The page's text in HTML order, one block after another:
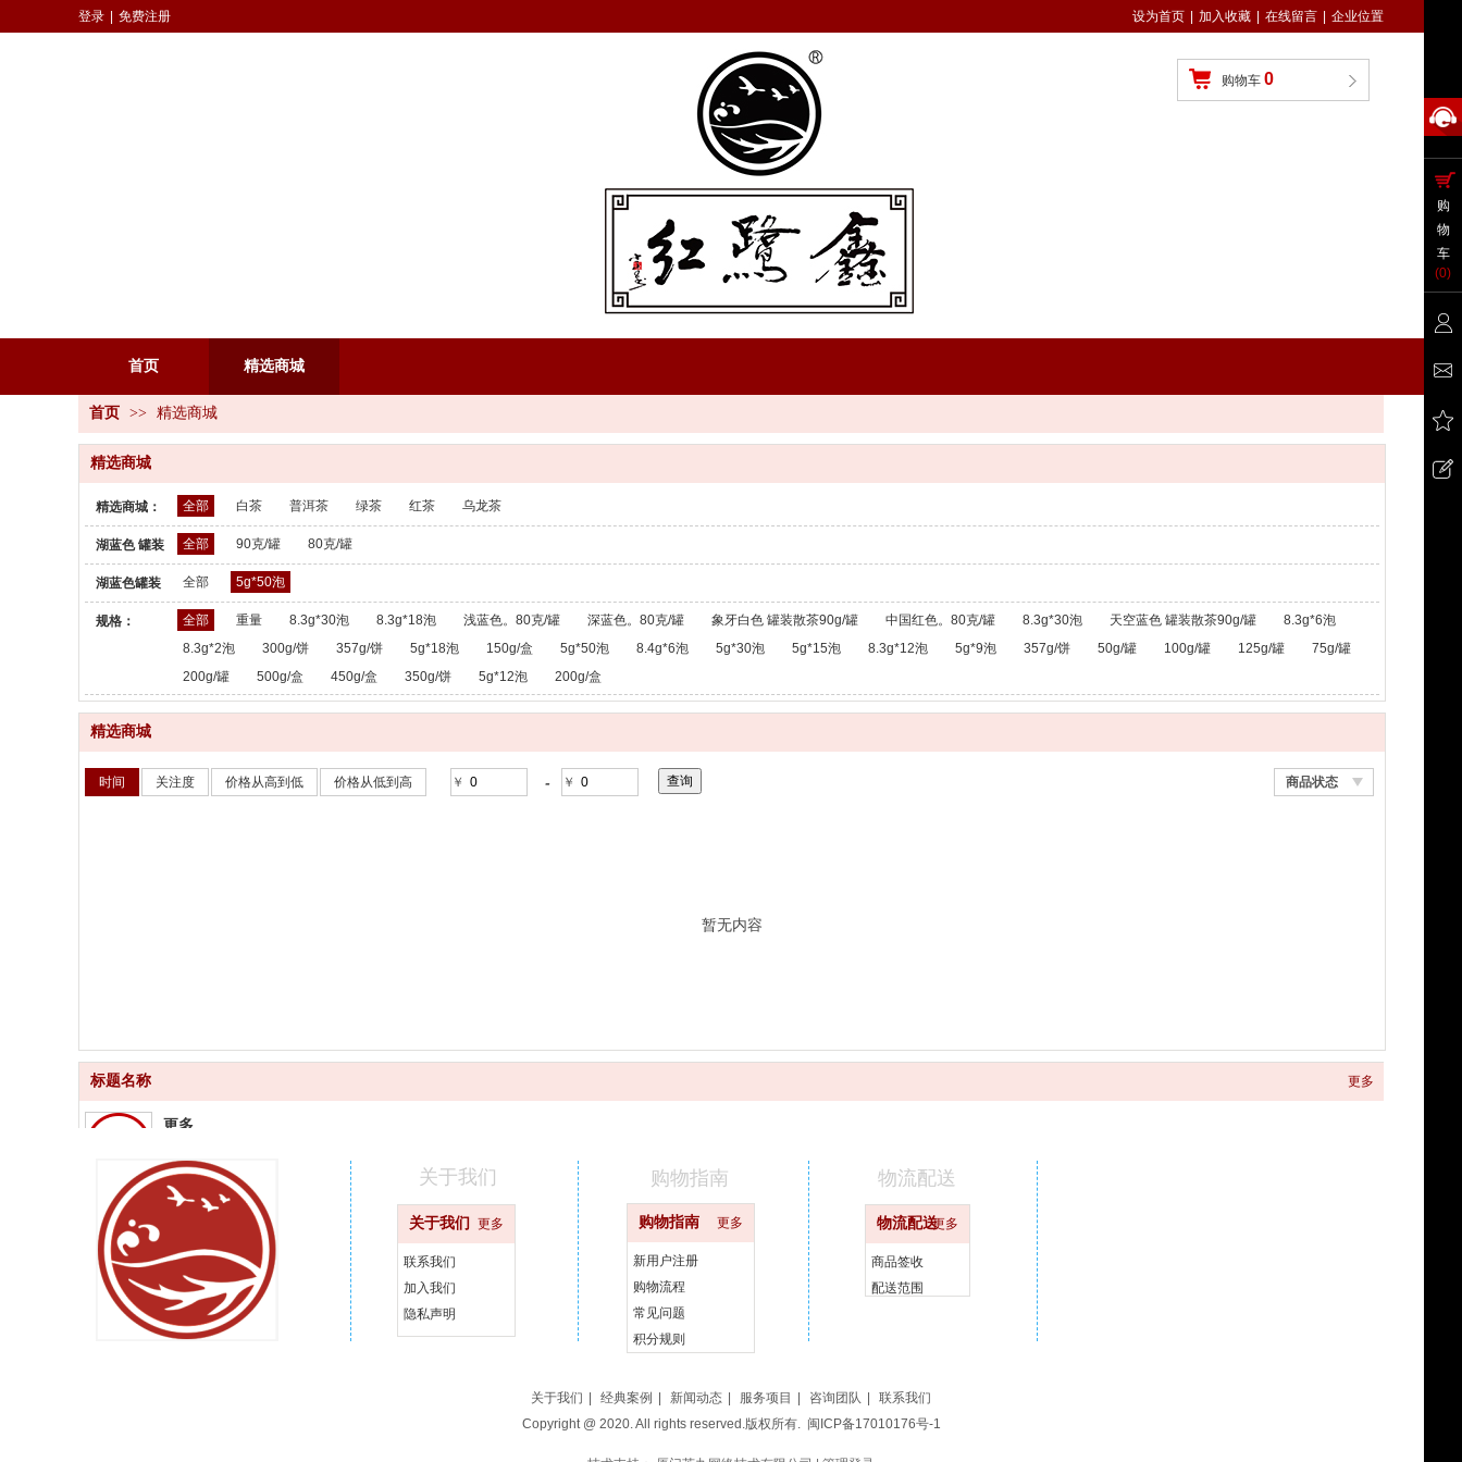
购物车 0
登录 免费注册 设为首页 加入收藏 在线留言 企业位置
首页 精选商城
首页 >> 精选商城
精选商城
精选商城： 全部 白茶 普洱茶 绿茶 红茶 乌龙茶
湖蓝色 罐装
散茶：
全部 90克/罐 80克/罐
湖蓝色罐装
散茶：
全部 5g*50泡
规格： 全部 重量 8.3g*30泡 8.3g*18泡 浅蓝色。80克/罐 深蓝色。80克/罐 象牙白色 罐装散茶90g/罐 中国红色。80克/罐 8.3g*30泡 天空蓝色 罐装散茶90g/罐
8.3g*6泡
8.3g*2泡
300g/饼 357g/饼 5g*18泡 150g/盒 5g*50泡 8.4g*6泡 5g*30泡 5g*15泡 8.3g*12泡 5g*9泡 357g/饼 50g/罐 100g/罐 125g/罐
75g/罐
200g/罐
500g/盒 450g/盒 350g/饼 5g*12泡 200g/盒
精选商城
商品状态
时间 关注度 价格从高到低 价格从低到高 ￥ - ￥
暂无内容
标题名称 更多
更多
更快
更好
汇聚品牌
关于我们 更多
联系我们
加入我们
隐私声明
购物指南 更多
新用户注册
购物流程
常见问题
积分规则
物流配送更多
商品签收
配送范围
关于我们 购物指南 物流配送
关于我们 经典案例 新闻动态 服务项目 咨询团队
联系我们
Copyright @ 2020. All rights reserved.版权所有. 闽ICP备17010176号-1
购
物
车
(0)